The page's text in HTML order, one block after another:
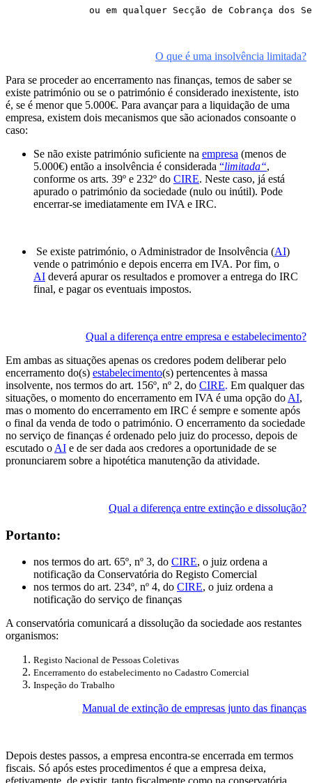
ou em qualquer Secção de Cobrança dos
O que é uma insolvência limitada?
Para se proceder ao encerramento nas finanças, temos de saber se
existe património ou se o património é considerado inexistente, isto
é, se é menor que 5.000€. Para avançar para a liquidação de uma
empresa, existem dois mecanismos que são acionados consoante o
caso:
Se não existe património suficiente na empresa (menos de
5.000€) então a insolvência é considerada “limitada“,
conforme os arts. 39º e 232º do CIRE. Neste caso, já está
apurado o património da sociedade (nulo ou inútil). Pode
encerrar-se imediatamente em IVA e IRC.
Se existe património, o Administrador de Insolvência (AI)
vende o património e depois encerra em IVA. Por fim, o
AI deverá apurar os resultados e promover a entrega do IRC
final, e pagar os eventuais impostos.
Qual a diferença entre empresa e estabelecimento?
Em ambas as situações apenas os credores podem deliberar pelo
encerramento do(s) estabelecimento(s) pertencentes à massa
insolvente, nos termos do art. 156º, nº 2, do CIRE. Em qualquer das
situações, o momento do encerramento em IVA é uma opção do AI,
mas o momento do encerramento em IRC é sempre e somente após
o final da venda de todo o património. O encerramento da sociedade
no serviço de finanças é ordenado pelo juiz do processo, depois de
escutado o AI e de ser dada aos credores a oportunidade de se
pronunciarem sobre a hipotética manutenção da atividade.
Qual a diferença entre extinção e dissolução?
Portanto:
nos termos do art. 65º, nº 3, do CIRE, o juiz ordena a
notificação da Conservatória do Registo Comercial
nos termos do art. 234º, nº 4, do CIRE, o juiz ordena a
notificação do serviço de finanças
A conservatória comunicará a dissolução da sociedade aos restantes
organismos:
Registo Nacional de Pessoas Coletivas
Encerramento do estabelecimento no Cadastro Comercial
Inspeção do Trabalho
Manual de extinção de empresas junto das finanças
Depois destes passos, a empresa encontra-se encerrada em termos
fiscais. Só após estes procedimentos é que a empresa deixa,